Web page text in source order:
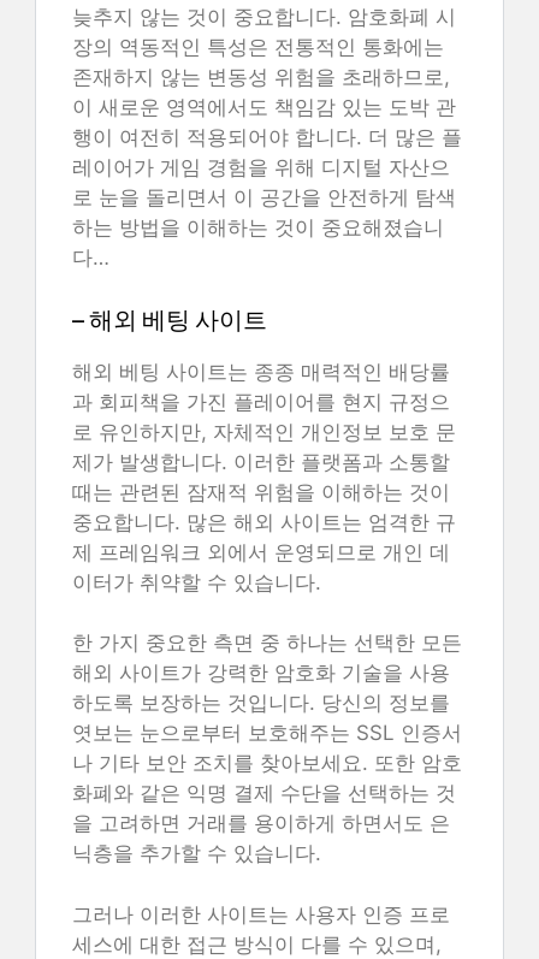
늦추지 않는 것이 중요합니다. 암호화폐 시
장의 역동적인 특성은 전통적인 통화에는
존재하지 않는 변동성 위험을 초래하므로,
이 새로운 영역에서도 책임감 있는 도박 관
행이 여전히 적용되어야 합니다. 더 많은 플
레이어가 게임 경험을 위해 디지털 자산으
로 눈을 돌리면서 이 공간을 안전하게 탐색
하는 방법을 이해하는 것이 중요해졌습니
다…
– 해외 베팅 사이트
해외 베팅 사이트는 종종 매력적인 배당률
과 회피책을 가진 플레이어를 현지 규정으
로 유인하지만, 자체적인 개인정보 보호 문
제가 발생합니다. 이러한 플랫폼과 소통할
때는 관련된 잠재적 위험을 이해하는 것이
중요합니다. 많은 해외 사이트는 엄격한 규
제 프레임워크 외에서 운영되므로 개인 데
이터가 취약할 수 있습니다.
한 가지 중요한 측면 중 하나는 선택한 모든
해외 사이트가 강력한 암호화 기술을 사용
하도록 보장하는 것입니다. 당신의 정보를
엿보는 눈으로부터 보호해주는 SSL 인증서
나 기타 보안 조치를 찾아보세요. 또한 암호
화폐와 같은 익명 결제 수단을 선택하는 것
을 고려하면 거래를 용이하게 하면서도 은
닉층을 추가할 수 있습니다.
그러나 이러한 사이트는 사용자 인증 프로
세스에 대한 접근 방식이 다를 수 있으며,